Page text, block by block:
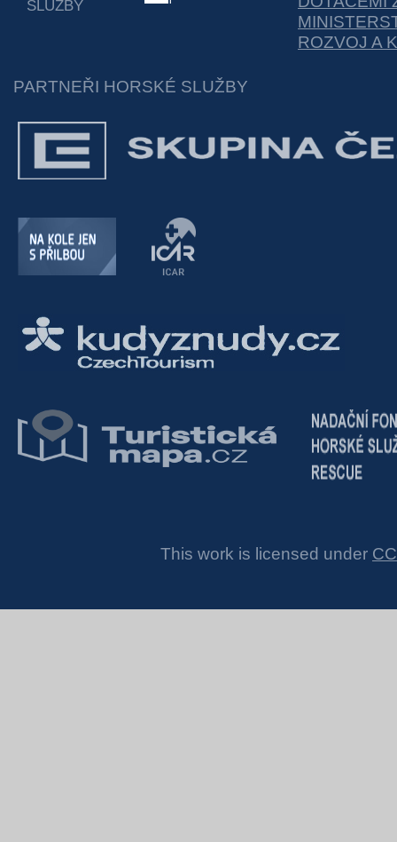
SLUŽBY
ROZVOJ A
PARTNEŘI HORSKÉ SLUŽBY
This work is licensed under